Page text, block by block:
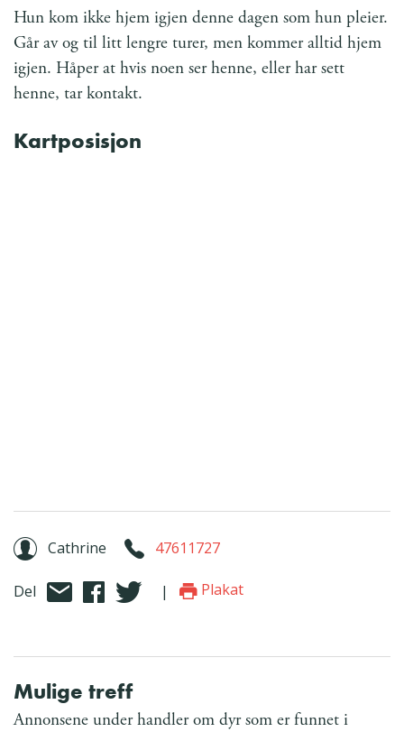
Hun kom ikke hjem igjen denne dagen som hun pleier.
Går av og til litt lengre turer, men kommer alltid hjem
igjen. Håper at hvis noen ser henne, eller har sett
henne, tar kontakt.
Kartposisjon
Cathrine 47611727
Del | Plakat
Mulige treff
Annonsene under handler om dyr som er funnet i